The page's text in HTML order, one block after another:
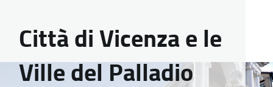
Città di Vicenza e le
Ville del Palladio